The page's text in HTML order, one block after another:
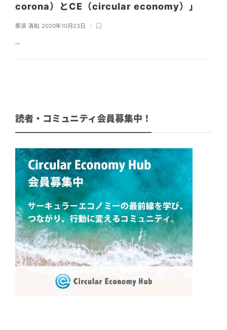
corona）とCE（circular economy）」
那須 清和 2020年10月23日
...
読者・コミュニティ会員募集中！